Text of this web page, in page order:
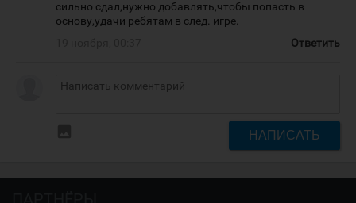
сильно сдал,нужно добавлять,чтобы попасть в
основу,удачи ребятам в след. игре.
Ответить
НАПИСАТЬ